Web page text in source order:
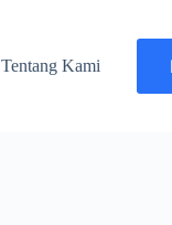
Tentang Kami